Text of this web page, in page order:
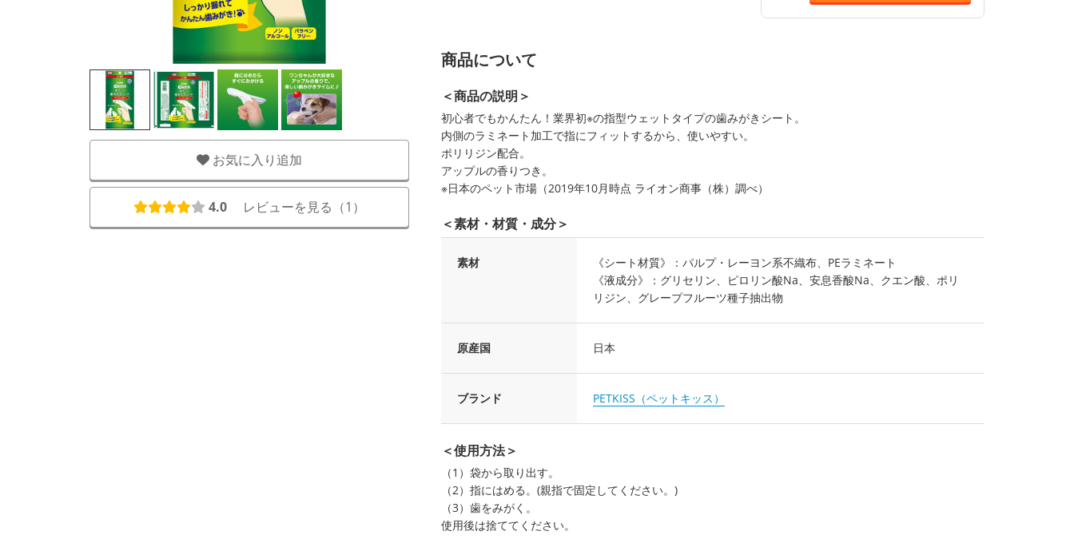
お気に入り追加
4.0 レビューを見る（1 ）
商品について
＜商品の説明＞
初心者でもかんたん！業界初※の指型ウェットタイプの歯みがきシート。
内側のラミネート加工で指にフィットするから、使いやすい。
ポリリジン配合。
アップルの香りつき。
※日本のペット市場（2019年10月時点 ライオン商事（株）調べ）
＜素材・材質・成分＞
素材
《シート材質》：パルプ・レーヨン系不織布、PEラミネート
《液成分》：グリセリン、ピロリン酸Na、安息香酸Na、クエン酸、ポリ
リジン、グレープフルーツ種子抽出物
原産国 日本
ブランド PETKISS（ペットキッス）
＜使用方法＞
（1）袋から取り出す。
（2）指にはめる。(親指で固定してください。)
（3）歯をみがく。
使用後は捨ててください。